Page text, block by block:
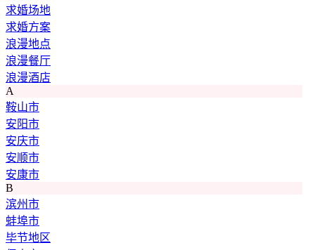
求婚场地
求婚方案
浪漫地点
浪漫餐厅
浪漫酒店
A
鞍山市
安阳市
安庆市
安顺市
安康市
B
滨州市
蚌埠市
毕节地区